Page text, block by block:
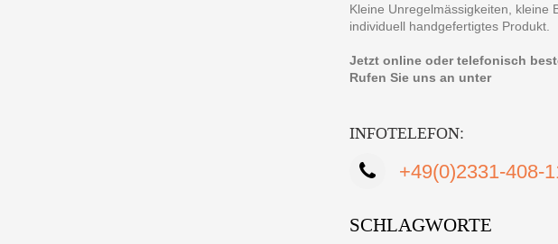
Kleine Unregelmässigkeiten, kleine
individuell handgefertigtes Produkt.
Jetzt online oder telefonisch
Rufen Sie uns an unter
INFOTELEFON:
+49(0)2331-408-
SCHLAGWORTE